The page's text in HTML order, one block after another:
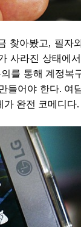
찾아봤고, 필자
사라진 상태에
를 통해 계정복
들어야 한다. 여
가 완전 코메디다.